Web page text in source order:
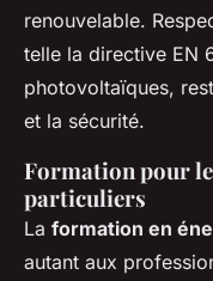
renouvelable.
telle la directive EN
photovoltaïques,
et la sécurité.
Formation pour
particuliers
La formation en
autant aux